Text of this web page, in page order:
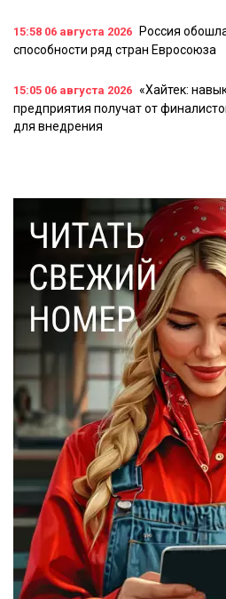
15:58 06 августа 2026
Россия
способности ряд стран Евросоюза
15:05 06 августа 2026 «Хайтек:
предприятия получат от
для внедрения